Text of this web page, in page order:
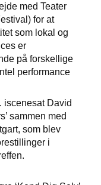
med Teater
for at
som lokal og
er
på forskellige
performance
iscenesat David
sammen med
som blev
i